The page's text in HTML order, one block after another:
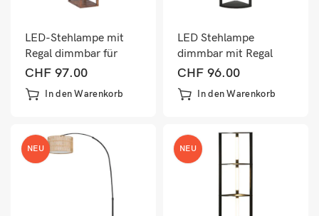
LED-Stehlampe mit
Regal dimmbar für
Schlafzimmer rustikal
braun
CHF 97.00
In den Warenkorb
LED Stehlampe
dimmbar mit Regal
RGB Farbwechsel und
Fernbedienung
CHF 96.00
In den Warenkorb
NEU NEU